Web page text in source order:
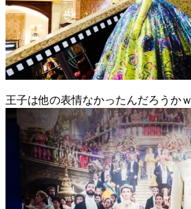
王子は他の表情なかったんだろうかｗ